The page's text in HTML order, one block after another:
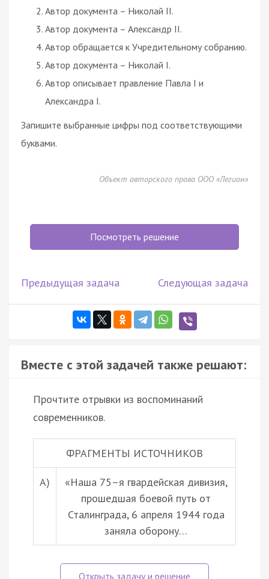
Автор документа – Николай II.
Автор документа – Александр II.
Автор обращается к Учредительному собранию.
Автор документа – Николай I.
Автор описывает правление Павла I и
Александра I.
Запишите выбранные цифры под соответствующими
буквами.
Объект авторского права ООО «Легион»
Посмотреть решение
Предыдущая задача Следующая задача
Вместе с этой задачей также решают:
Прочтите отрывки из воспоминаний
современников.
ФРАГМЕНТЫ ИСТОЧНИКОВ
А)
«Наша 75–я гвардейская дивизия,
прошедшая боевой путь от
Сталинграда, 6 апреля 1944 года
заняла оборону…